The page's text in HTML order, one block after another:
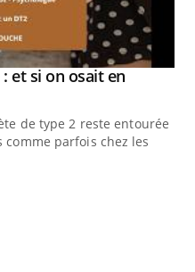
et si on osait en
de type 2 reste entourée
parfois chez les